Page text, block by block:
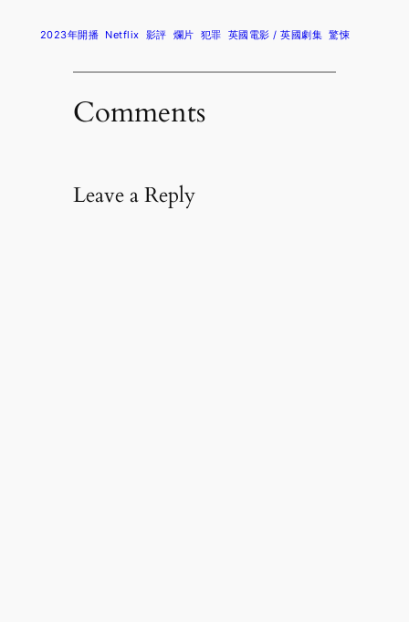
2023年開播 Netflix 影評 爛片 犯罪 英國電影 / 英國劇集 驚悚
Comments
Leave a Reply